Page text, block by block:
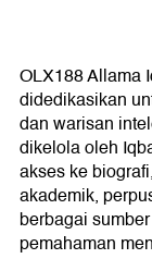
OLX188 Allama
didedikasikan
dan warisan
dikelola oleh
akses ke
akademik,
berbagai
pemahaman